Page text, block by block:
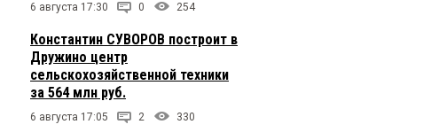
6 августа 17:30 0 254
Константин СУВОРОВ построит в
Дружино центр
сельскохозяйственной техники
за 564 млн руб.
6 августа 17:05 2 330